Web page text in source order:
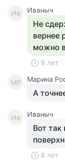
Ив Иваныч
Не
вернее
можно
8 лет
МР Марина
А
Ив Иваныч
Вот так
8 лет